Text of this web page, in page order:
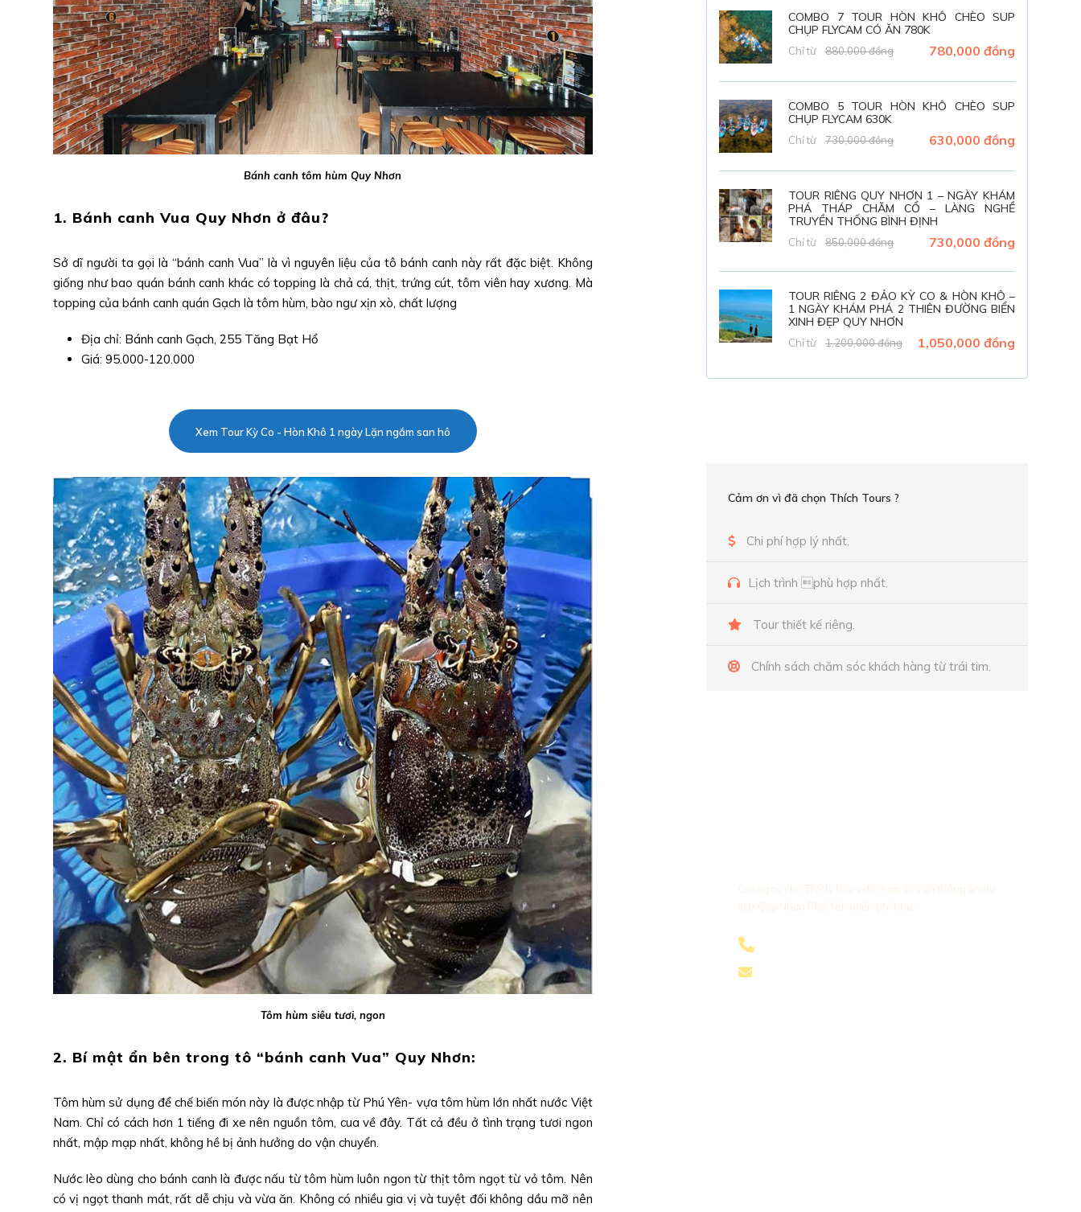
Bánh canh tôm hùm Quy Nhơn
1. Bánh canh Vua Quy Nhơn ở đâu?
Sở dĩ người ta gọi là “bánh canh Vua” là vì nguyên liệu của tô bánh canh này rất đặc biệt. Không
giống như bao quán bánh canh khác có topping là chả cá, thịt, trứng cút, tôm viên hay xương. Mà
topping của bánh canh quán Gạch là tôm hùm, bào ngư xịn xò, chất lượng
Địa chỉ: Bánh canh Gạch, 255 Tăng Bạt Hổ
Giá: 95.000-120.000
Xem Tour Kỳ Co - Hòn Khô 1 ngày Lặn ngắm san hô
Tôm hùm siêu tươi, ngon
2. Bí mật ẩn bên trong tô “bánh canh Vua” Quy Nhơn:
Tôm hùm sử dụng để chế biến món này là được nhập từ Phú Yên- vựa tôm hùm lớn nhất nước Việt
Nam. Chỉ có cách hơn 1 tiếng đi xe nên nguồn tôm, cua về đây. Tất cả đều ở tình trạng tươi ngon
nhất, mập mạp nhất, không hề bị ảnh hưởng do vận chuyển.
Nước lèo dùng cho bánh canh là được nấu từ tôm hùm luôn ngon từ thịt tôm ngọt từ vỏ tôm. Nên
có vị ngọt thanh mát, rất dễ chịu và vừa ăn. Không có nhiều gia vị và tuyệt đối không dầu mỡ nên
COMBO 7 TOUR HÒN KHÔ CHÈO SUP
CHỤP FLYCAM CÓ ĂN 780K
Chỉ từ 880,000 đồng 780,000 đồng
COMBO 5 TOUR HÒN KHÔ CHÈO SUP
CHỤP FLYCAM 630K
Chỉ từ 730,000 đồng 630,000 đồng
TOUR RIÊNG QUY NHƠN 1 – NGÀY KHÁM
PHÁ THÁP CHĂM CỔ – LÀNG NGHỀ
TRUYỀN THỐNG BÌNH ĐỊNH
Chỉ từ 850,000 đồng 730,000 đồng
TOUR RIÊNG 2 ĐẢO KỲ CO & HÒN KHÔ –
1 NGÀY KHÁM PHÁ 2 THIÊN ĐƯỜNG BIỂN
XINH ĐẸP QUY NHƠN
Chỉ từ 1,200,000 đồng 1,050,000 đồng
Cảm ơn vì đã chọn Thích Tours ?
Chi phí hợp lý nhất.
Lịch trình phù hợp nhất.
Tour thiết kế riêng.
Chính sách chăm sóc khách hàng từ trái tim.